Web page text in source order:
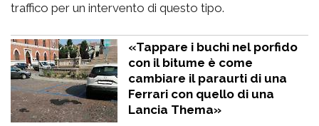
traffico per un intervento di questo tipo.
«Tappare i buchi nel porfido
con il bitume è come
cambiare il paraurti di una
Ferrari con quello di una
Lancia Thema»